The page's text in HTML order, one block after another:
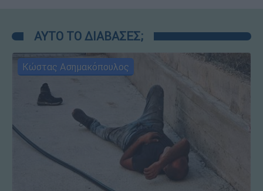
ΑΥΤΟ ΤΟ ΔΙΑΒΑΣΕΣ;
Κώστας Ασημακόπουλος